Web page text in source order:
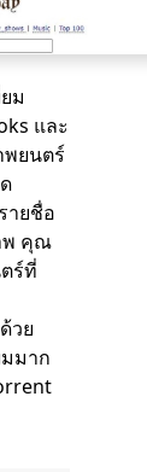
ม
และ
ยนตร์
ายชื่อ
พ คุณ
ร์ที่
วย
มาก